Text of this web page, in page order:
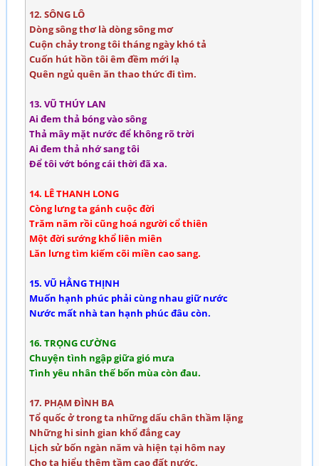
12. SÔNG LÔ
Dòng sông thơ là dòng sông mơ
Cuộn chảy trong tôi tháng ngày khó tả
Cuốn hút hồn tôi êm đềm mới lạ
Quên ngủ quên ăn thao thức đi tìm.
13. VŨ THÚY LAN
Ai đem thả bóng vào sông
Thả mây mặt nước để không rõ trời
Ai đem thả nhớ sang tôi
Để tôi vớt bóng cái thời đã xa.
14. LÊ THANH LONG
Còng lưng ta gánh cuộc đời
Trăm năm rồi cũng hoá người cổ thiên
Một đời sướng khổ liên miên
Lăn lưng tìm kiếm cõi miền cao sang.
15. VŨ HẰNG THỊNH
Muốn hạnh phúc phải cùng nhau giữ nước
Nước mất nhà tan hạnh phúc đâu còn.
16. TRỌNG CƯỜNG
Chuyện tình ngập giữa gió mưa
Tình yêu nhân thế bốn mùa còn đau.
17. PHẠM ĐÌNH BA
Tổ quốc ở trong ta những dấu chân thầm lặng
Những hi sinh gian khổ đắng cay
Lịch sử bốn ngàn năm và hiện tại hôm nay
Cho ta hiểu thêm tầm cao đất nước.